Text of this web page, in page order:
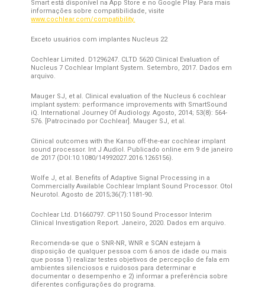
Smart está disponível na App Store e no Google Play. Para mais
informações sobre compatibilidade, visite
www.cochlear.com/compatibility.
Exceto usuários com implantes Nucleus 22
Cochlear Limited. D1296247. CLTD 5620 Clinical Evaluation of
Nucleus 7 Cochlear Implant System. Setembro, 2017. Dados em
arquivo.
Mauger SJ, et al. Clinical evaluation of the Nucleus 6 cochlear
implant system: performance improvements with SmartSound
iQ. International Journey Of Audiology. Agosto, 2014; 53(8): 564-
576. [Patrocinado por Cochlear]. Mauger SJ, et al.
Clinical outcomes with the Kanso off-the-ear cochlear implant
sound processor. Int J Audiol. Publicado online em 9 de janeiro
de 2017 (DOI:10.1080/14992027.2016.1265156).
Wolfe J, et al. Benefits of Adaptive Signal Processing in a
Commercially Available Cochlear Implant Sound Processor. Otol
Neurotol. Agosto de 2015;36(7):1181-90.
Cochlear Ltd. D1660797. CP1150 Sound Processor Interim
Clinical Investigation Report. Janeiro, 2020. Dados em arquivo.
Recomenda-se que o SNR-NR, WNR e SCAN estejam à
disposição de qualquer pessoa com 6 anos de idade ou mais
que possa 1) realizar testes objetivos de percepção de fala em
ambientes silenciosos e ruidosos para determinar e
documentar o desempenho e 2) informar a preferência sobre
diferentes configurações do programa.